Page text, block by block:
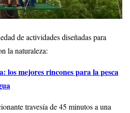
de actividades diseñadas para
la naturaleza:
los mejores rincones para la pesca
travesía de 45 minutos a una